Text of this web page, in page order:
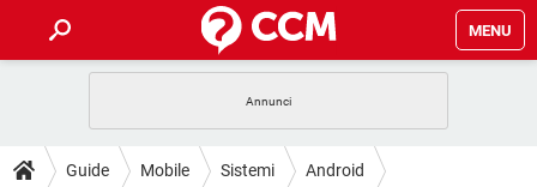
MENU
INTRATTENIMENTO ANDROID
GUIDE
Guide Mobile Sistemi Android